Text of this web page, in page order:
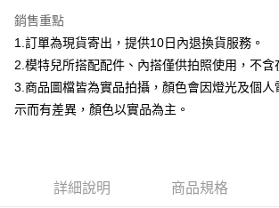
合作金庫商業銀行
華南商業銀行
彰化商業銀行
上海商業儲蓄銀行
台北富邦商
國泰世華商業銀行
兆豐國際商
臺灣中小企業銀行
玉山商業銀行
星展（台灣
台新國際商業銀行
中國信託商
超商取貨付款
LINE Pay
Apple Pay
Google Pay
銷售重點
1.訂單為現貨寄出，提供10日內退換貨服務。
2.模特兒所搭配配件、內搭僅供拍照使用，不含
3.商品圖檔皆為實品拍攝，顏色會因燈光及個人
示而有差異，顏色以實品為主。
詳細說明 商品規格